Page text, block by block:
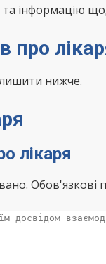
інформацію
про
нижче.
лікаря
Обов'язкові